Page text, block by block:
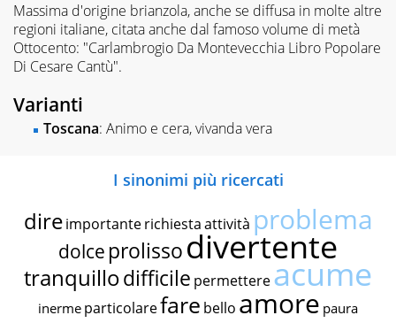
Massima d'origine brianzola, anche se diffusa in molte altre
regioni italiane, citata anche dal famoso volume di metà
Ottocento: "Carlambrogio Da Montevecchia Libro Popolare
Di Cesare Cantù".
Varianti
Toscana: Animo e cera, vivanda vera
I sinonimi più ricercati
dire importante richiestaattività problema
dolce prolissodivertente
tranquillodifficile permettereacume
inerme particolarefare bello amore paura